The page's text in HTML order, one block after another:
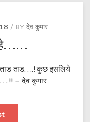
BY देव कुमार
है……
ताड ताड….! कुछ इसलिये
– देव कुमार
लोग